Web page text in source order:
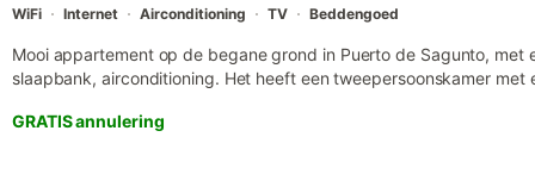
WiFi Internet Airconditioning TV Beddengoed
Mooi appartement op de begane grond in Puerto de Sagunto, met
slaapbank, airconditioning. Het heeft een tweepersoonskamer met
GRATIS annulering